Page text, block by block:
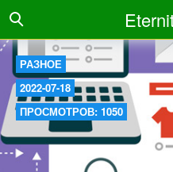
РАЗНОЕ
2022-07-18
ПРОСМОТРОВ: 1050